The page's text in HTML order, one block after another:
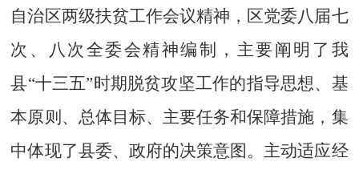
自治区两级扶贫工作会议精神，区党委八届七
次、八次全委会精神编制，主要阐明了我
县“十三五”时期脱贫攻坚工作的指导思想、基
本原则、总体目标、主要任务和保障措施，集
中体现了县委、政府的决策意图。主动适应经